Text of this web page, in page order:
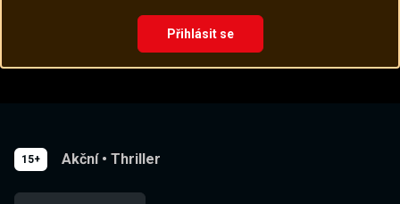
Přihlásit se
15+ Akční • Thriller